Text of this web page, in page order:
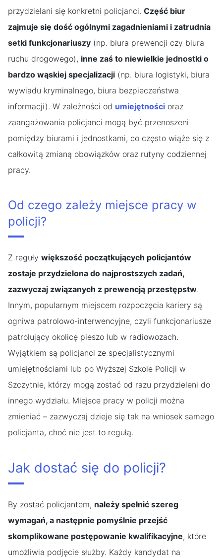
przydzielani się konkretni policjanci. Część biur
zajmuje się dość ogólnymi zagadnieniami i zatrudnia
setki funkcjonariuszy (np. biura prewencji czy biura
ruchu drogowego), inne zaś to niewielkie jednostki o
bardzo wąskiej specjalizacji (np. biura logistyki, biura
wywiadu kryminalnego, biura bezpieczeństwa
informacji). W zależności od umiejętności oraz
zaangażowania policjanci mogą być przenoszeni
pomiędzy biurami i jednostkami, co często wiąże się z
całkowitą zmianą obowiązków oraz rutyny codziennej
pracy.
Od czego zależy miejsce pracy w
policji?
Z reguły większość początkujących policjantów
zostaje przydzielona do najprostszych zadań,
zazwyczaj związanych z prewencją przestępstw.
Innym, popularnym miejscem rozpoczęcia kariery są
ogniwa patrolowo-interwencyjne, czyli funkcjonariusze
patrolujący okolicę pieszo lub w radiowozach.
Wyjątkiem są policjanci ze specjalistycznymi
umiejętnościami lub po Wyższej Szkole Policji w
Szczytnie, którzy mogą zostać od razu przydzieleni do
innego wydziału. Miejsce pracy w policji można
zmieniać – zazwyczaj dzieje się tak na wniosek samego
policjanta, choć nie jest to regułą.
Jak dostać się do policji?
By zostać policjantem, należy spełnić szereg
wymagań, a następnie pomyślnie przejść
skomplikowane postępowanie kwalifikacyjne, które
umożliwia podjęcie służby. Każdy kandydat na